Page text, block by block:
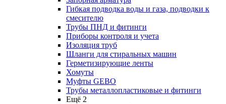
Гибкая подводка воды и газа, подводки к
смесителю
Трубы ПНД и фитинги
Приборы контроля и учета
Изоляция труб
Шланги для стиральных машин
Герметизирующие ленты
Хомуты
Муфты GEBO
Трубы металлопластиковые и фитинги
Ещё 2